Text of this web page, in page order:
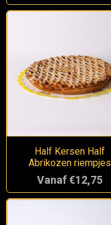
Half Kersen Half
Abrikozen riempjes
Vanaf €12,75